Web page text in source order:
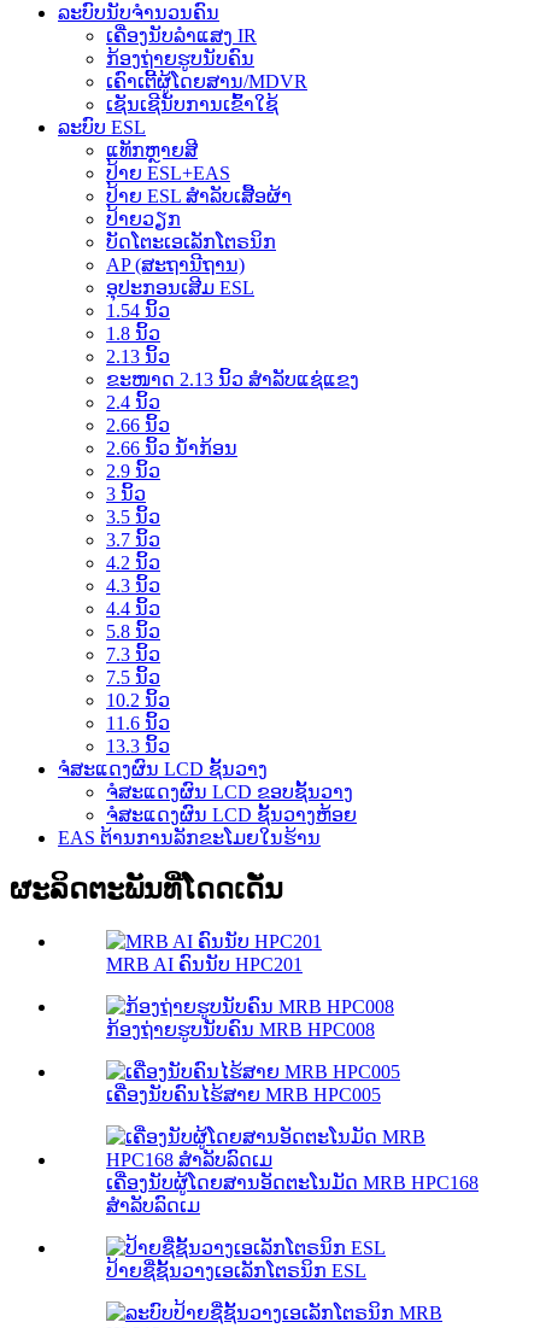
ລະບົບນັບຈຳນວນຄົນ
ເຄື່ອງນັບລຳແສງ IR
ກ້ອງຖ່າຍຮູບນັບຄົນ
ເຄົາເຕີ້ຜູ້ໂດຍສານ/MDVR
ເຊັນເຊີນັບການເຂົ້າໃຊ້
ລະບົບ ESL
ແທັກຫຼາຍສີ
ປ້າຍ ESL+EAS
ປ້າຍ ESL ສຳລັບເສື້ອຜ້າ
ປ້າຍວຽກ
ບັດໂຕະເອເລັກໂຕຣນິກ
AP (ສະຖານີຖານ)
ອຸປະກອນເສີມ ESL
1.54 ນິ້ວ
1.8 ນິ້ວ
2.13 ນິ້ວ
ຂະໜາດ 2.13 ນິ້ວ ສຳລັບແຊ່ແຂງ
2.4 ນິ້ວ
2.66 ນິ້ວ
2.66 ນິ້ວ ນ້ຳກ້ອນ
2.9 ນິ້ວ
3 ນິ້ວ
3.5 ນິ້ວ
3.7 ນິ້ວ
4.2 ນິ້ວ
4.3 ນິ້ວ
4.4 ນິ້ວ
5.8 ນິ້ວ
7.3 ນິ້ວ
7.5 ນິ້ວ
10.2 ນິ້ວ
11.6 ນິ້ວ
13.3 ນິ້ວ
ຈໍສະແດງຜົນ LCD ຊັ້ນວາງ
ຈໍສະແດງຜົນ LCD ຂອບຊັ້ນວາງ
ຈໍສະແດງຜົນ LCD ຊັ້ນວາງຫ້ອຍ
EAS ຕ້ານການລັກຂະໂມຍໃນຮ້ານ
ຜະລິດຕະພັນທີ່ໂດດເດັ່ນ
MRB AI ຄົນນັບ HPC201
ກ້ອງຖ່າຍຮູບນັບຄົນ MRB HPC008
ເຄື່ອງນັບຄົນໄຮ້ສາຍ MRB HPC005
ເຄື່ອງນັບຜູ້ໂດຍສານອັດຕະໂນມັດ MRB HPC168
ສຳລັບລົດເມ
ປ້າຍຊື່ຊັ້ນວາງເອເລັກໂຕຣນິກ ESL